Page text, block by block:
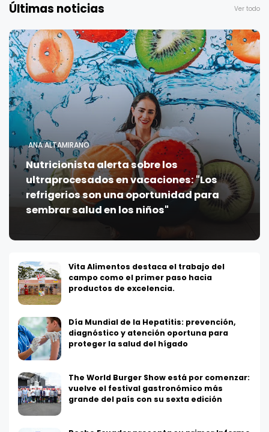
Últimas noticias Ver todo
ANA ALTAMIRANO
Nutricionista alerta sobre los
ultraprocesados en vacaciones: "Los
refrigerios son una oportunidad para
sembrar salud en los niños"
Vita Alimentos destaca el trabajo del
campo como el primer paso hacia
productos de excelencia.
Día Mundial de la Hepatitis: prevención,
diagnóstico y atención oportuna para
proteger la salud del hígado
The World Burger Show está por comenzar:
vuelve el festival gastronómico más
grande del país con su sexta edición